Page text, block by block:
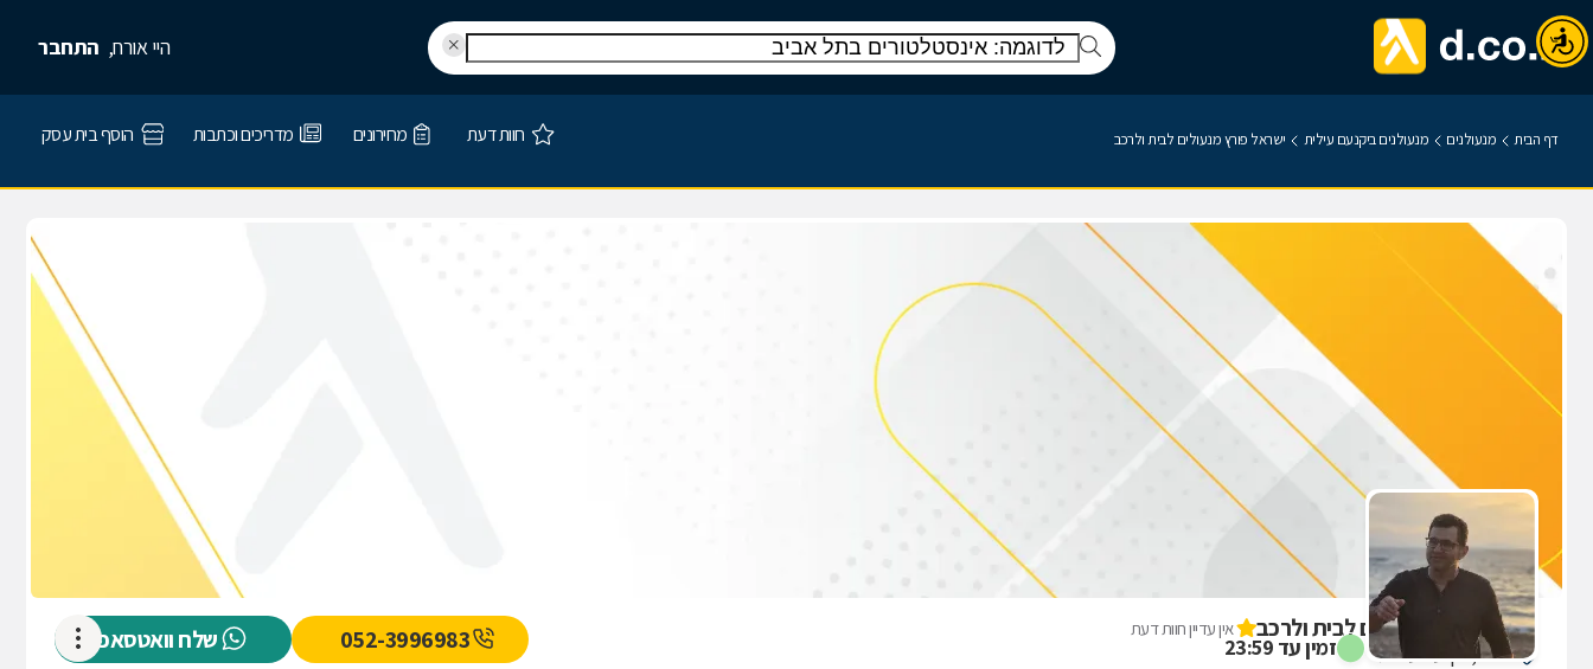
היי אורח, התחבר
דף הבית מנעולנים מנעולנים ביקנעם עילית ישראל פורץ מנעולים לבית ולרכב חוות דעת מחירונים מדריכים וכתבות הוסף בית עסק
זמין עד 23:59
ישראל פורץ מנעולים לבית ולרכב אין עדיין חוות דעת
סיני 1, יקנעם עילית 052-3996983 שלח וואטסאפ